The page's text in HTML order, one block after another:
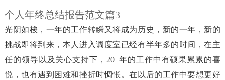
个人年终总结报告范文篇3
光阴如梭，一年的工作转瞬又将成为历史，新的一年，新的
挑战即将到来，本人进入调度室已经有半年多的时间，在主
任的领导以及关心支持下，20_年的工作中有硕果累累的喜
悦，也有遇到困难和挫折时惆怅。在以后的工作中要想更好